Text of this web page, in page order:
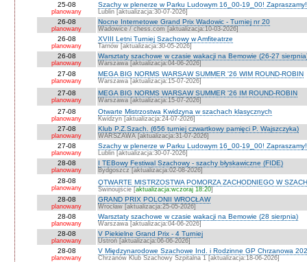
25-08
planowany
Szachy w plenerze w Parku Ludowym 16_00-19_00! Zapraszamy!
Lublin [aktualizacja:30-07-2026]
26-08
planowany
Nocne Internetowe Grand Prix Wadowic - Turniej nr 20
Wadowice / chess.com [aktualizacja:10-03-2026]
26-08
planowany
XVIII Letni Turniej Szachowy w Amfiteatrze
Tarnów [aktualizacja:30-05-2026]
26-08
planowany
Warsztaty szachowe w czasie wakacji na Bemowie (26-27
Warszawa [aktualizacja:04-06-2026]
27-08
planowany
MEGA BIG NORMS WARSAW SUMMER '26 WIM ROUND-ROBIN
Warszawa [aktualizacja:15-07-2026]
27-08
planowany
MEGA BIG NORMS WARSAW SUMMER '26 IM ROUND-ROBIN
Warszawa [aktualizacja:15-07-2026]
27-08
planowany
Otwarte Mistrzostwa Kwidzyna w szachach klasycznych
Kwidzyn [aktualizacja:24-07-2026]
27-08
planowany
Klub P.Z.Szach. (656 turniej czwartkowy pamięci P. Wajszczyka)
WARSZAWA [aktualizacja:31-07-2026]
27-08
planowany
Szachy w plenerze w Parku Ludowym 16_00-19_00! Zapraszamy!
Lublin [aktualizacja:30-07-2026]
28-08
planowany
I TEBowy Festiwal Szachowy - szachy błyskawiczne (FIDE)
Bydgoszcz [aktualizacja:02-08-2026]
28-08
planowany
OTWARTE MISTRZOSTWA POMORZA ZACHODNIEGO W
Świnoujście [aktualizacja:wczoraj 18:20]
28-08
planowany
GRAND PRIX POLONII WROCŁAW
Wrocław [aktualizacja:25-05-2026]
28-08
planowany
Warsztaty szachowe w czasie wakacji na Bemowie (28 sierpnia)
Warszawa [aktualizacja:04-06-2026]
28-08
planowany
V Piekielne Grand Prix - 4 Turniej
Ustroń [aktualizacja:06-06-2026]
28-08
planowany
V Międzynarodowe Szachowe Ind. i Rodzinne GP Chrzanowa
Chrzanów Klub Szachowy Szpitalna 1 [aktualizacja:18-06-2026]